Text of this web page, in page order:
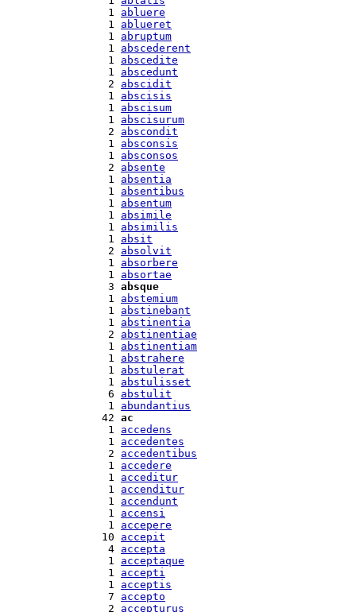
  1
abluere
  1
ablueret
  1
abruptum
  1
abscederent
  1
abscedite
  1
abscedunt
  2
abscidit
  1
abscisis
  1
abscisum
  1
abscisurum
  2
abscondit
  1
absconsis
  1
absconsos
  2
absente
  1
absentia
  1
absentibus
  1
absentum
  1
absimile
  1
absimilis
  1
absit
  2
absolvit
  1
absorbere
  1
absortae
  3
absque
  1
abstemium
  1
abstinebant
  1
abstinentia
  2
abstinentiae
  1
abstinentiam
  1
abstrahere
  1
abstulerat
  1
abstulisset
  6
abstulit
  1
abundantius
42 ac
  1
accedens
  1
accedentes
  2
accedentibus
  1
accedere
  1
acceditur
  1
accenditur
  1
accendunt
  1
accensi
  1
accepere
10 accepit
  4
accepta
  1
acceptaque
  1
accepti
  1
acceptis
  7
accepto
  2
accepturus